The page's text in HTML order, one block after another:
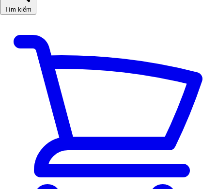
Tìm kiếm